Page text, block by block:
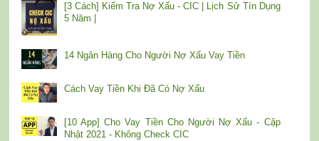
[3 Cách] Kiểm Tra Nợ Xấu - CIC | Lịch Sử Tín Dụng
5 Năm |
14 Ngân Hàng Cho Người Nợ Xấu Vay Tiền
Cách Vay Tiền Khi Đã Có Nợ Xấu
[10 App] Cho Vay Tiền Cho Người Nợ Xấu - Cập
Nhật 2021 - Không Check CIC